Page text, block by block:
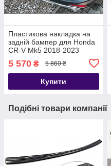
Пластикова накладка на
задній бампер для Honda
CR-V Mk5 2018-2023
5 570 ₴ 5 860 ₴
Купити
Подібні товари компанії